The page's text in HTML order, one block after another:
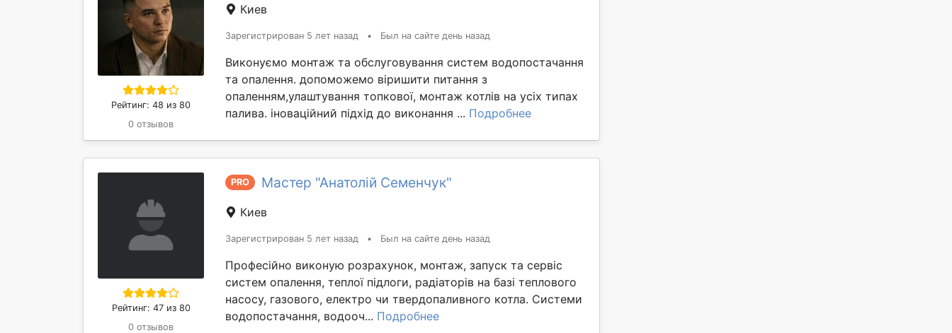
Рейтинг: 48 из 80
0 отзывов
Киев
Зарегистрирован 5 лет назад • Был на сайте день назад
Виконуємо монтаж та обслуговування систем водопостачання
та опалення. допоможемо віришити питання з
опаленням,улаштування топкової, монтаж котлів на усіх типах
палива. іноваційний підхід до виконання ... Подробнее
Рейтинг: 47 из 80
0 отзывов
PRO Мастер "Анатолій Семенчук"
Киев
Зарегистрирован 5 лет назад • Был на сайте день назад
Професійно виконую розрахунок, монтаж, запуск та сервіс
систем опалення, теплої підлоги, радіаторів на базі теплового
насосу, газового, електро чи твердопаливного котла. Системи
водопостачання, водооч... Подробнее